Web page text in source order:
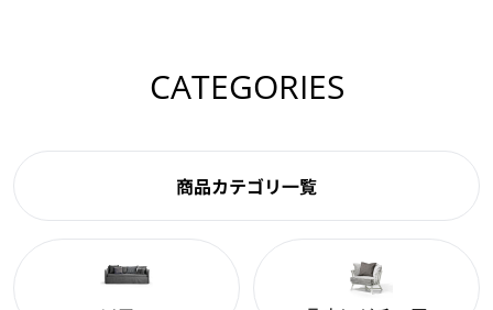
CATEGORIES
商品カテゴリ一覧